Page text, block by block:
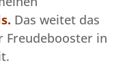
Das weitet das
Freudebooster in